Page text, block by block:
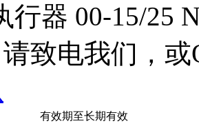
行器 00-15/25
致电我们，
有效期至长期有效